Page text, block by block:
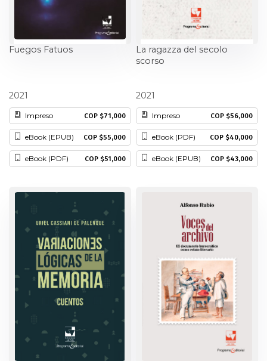
Física
Género
Historia
Ingeniería
Matemáticas
Medicina
Medioambiente
Música
Narcotráfico
Fuegos Fatuos
2021
eBook (EPUB) COP $55,000
eBook (PDF) COP $51,000
Impreso COP $71,000
La ragazza del secolo
scorso
2021
eBook (PDF) COP $40,000
eBook (EPUB) COP $43,000
Impreso COP $56,000